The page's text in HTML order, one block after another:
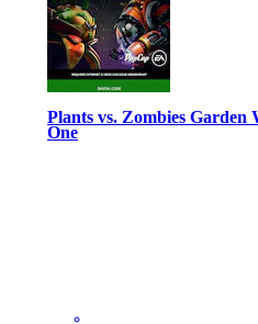
Plants vs. Zombies
One